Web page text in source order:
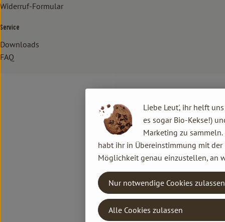
Widerruf-Formular
Service
Downloads
FAQ
Liebe Leut', ihr helft
es sogar Bio-Kekse!)
Marketing zu
habt ihr in Übereinstimmung mit
Möglichkeit genau einzustellen, an
Nur notwendige Cookies zulassen
Alle Cookies zulassen